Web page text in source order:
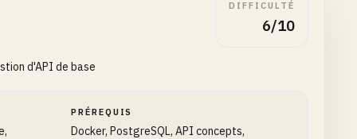
d'API de base
DIFFICULTÉ
6/10
PRÉREQUIS
Docker, PostgreSQL, API concepts,